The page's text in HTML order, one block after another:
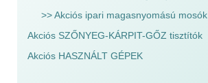
>> Akciós ipari magasnyomású mosók
Akciós SZŐNYEG-KÁRPIT-GŐZ tisztítók
Akciós HASZNÁLT GÉPEK